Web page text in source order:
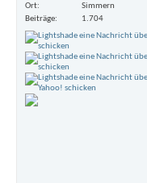
Ort
Simmern
Beiträge
1.704